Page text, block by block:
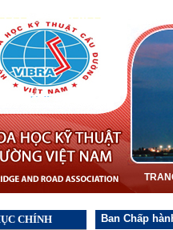
CHÍNH Ban Chấp